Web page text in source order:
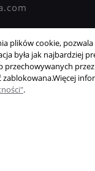
plików cookie,
była jak najbardziej
zablokowana.Więcej
.